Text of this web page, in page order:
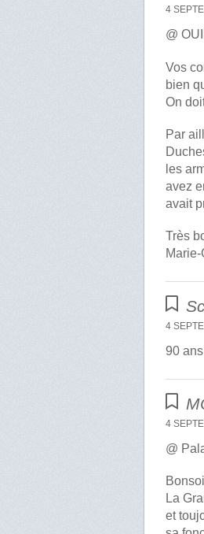
4
@
Vos
bien
On
Par
les
avez
avait
Très
4
90
4
@
La
et